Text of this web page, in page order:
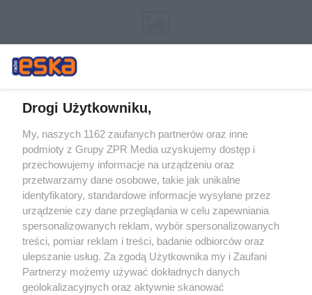
Żaden utwór zamieszczony w serwisie nie może być powielany i
rozpowszechniany lub dalej rozpowszechniany w jakikolwiek sposób (w
tym także elektroniczny lub mechaniczny) na jakimkolwiek polu
eksploatacji w jakiejkolwiek formie, włącznie z umieszczaniem w
Internecie bez pisemnej zgody właściciela praw. Jakiekolwiek użycie lub
wykorzystanie utworów w całości lub w części z naruszeniem prawa,
tzn. bez właściwej zgody, jest zabronione pod groźbą kary i może być
ścigane prawnie.
Drogi Użytkowniku,
My, naszych 1162 zaufanych partnerów oraz inne
podmioty z Grupy ZPR Media uzyskujemy dostęp i
przechowujemy informacje na urządzeniu oraz
przetwarzamy dane osobowe, takie jak unikalne
identyfikatory, standardowe informacje wysyłane przez
urządzenie czy dane przeglądania w celu zapewniania
spersonalizowanych reklam, wybór spersonalizowanych
treści, pomiar reklam i treści, badanie odbiorców oraz
ulepszanie usług. Za zgodą Użytkownika my i Zaufani
Partnerzy możemy używać dokładnych danych
geolokalizacyjnych oraz aktywnie skanować